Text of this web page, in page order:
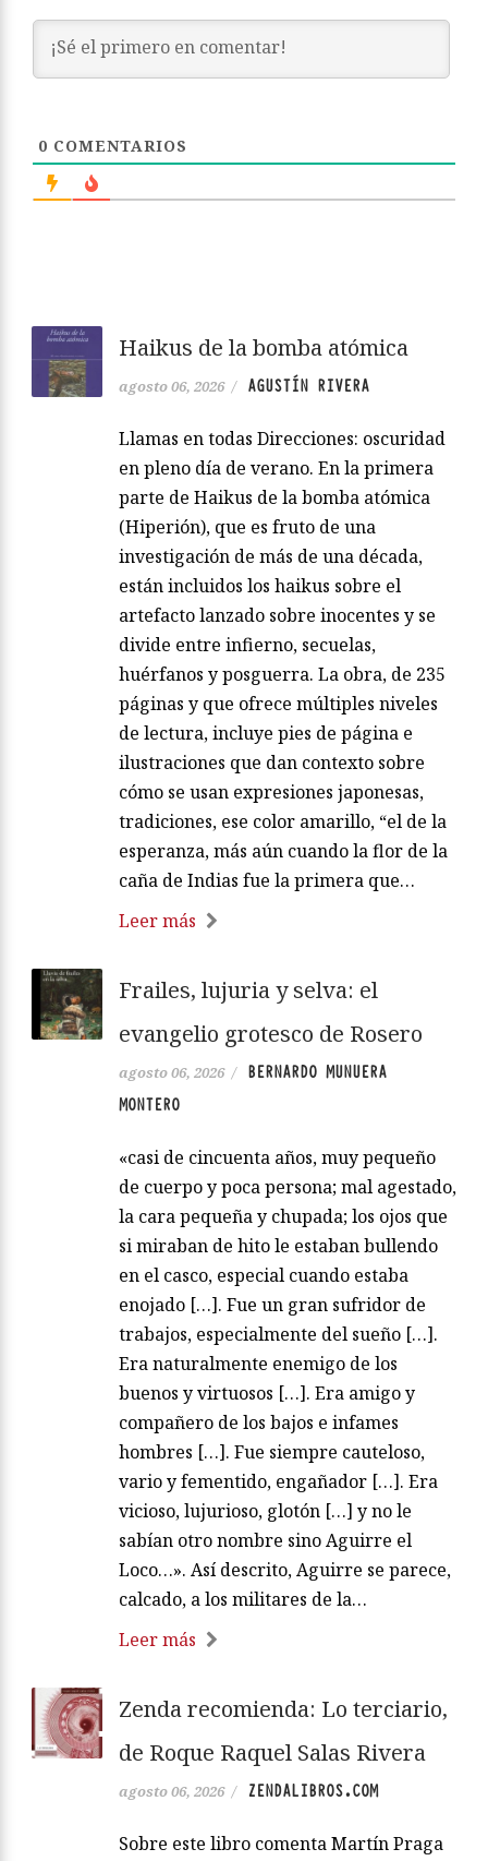
0 COMENTARIOS
Haikus de la bomba atómica
agosto 06, 2026 / AGUSTÍN RIVERA
Llamas en todas Direcciones: oscuridad
en pleno día de verano. En la primera
parte de Haikus de la bomba atómica
(Hiperión), que es fruto de una
investigación de más de una década,
están incluidos los haikus sobre el
artefacto lanzado sobre inocentes y se
divide entre infierno, secuelas,
huérfanos y posguerra. La obra, de 235
páginas y que ofrece múltiples niveles
de lectura, incluye pies de página e
ilustraciones que dan contexto sobre
cómo se usan expresiones japonesas,
tradiciones, ese color amarillo, “el de la
esperanza, más aún cuando la flor de la
caña de Indias fue la primera que…
Leer más
Frailes, lujuria y selva: el
evangelio grotesco de Rosero
agosto 06, 2026 /
BERNARDO MUNUERA
MONTERO
«casi de cincuenta años, muy pequeño
de cuerpo y poca persona; mal agestado,
la cara pequeña y chupada; los ojos que
si miraban de hito le estaban bullendo
en el casco, especial cuando estaba
enojado […]. Fue un gran sufridor de
trabajos, especialmente del sueño […].
Era naturalmente enemigo de los
buenos y virtuosos […]. Era amigo y
compañero de los bajos e infames
hombres […]. Fue siempre cauteloso,
vario y fementido, engañador […]. Era
vicioso, lujurioso, glotón […] y no le
sabían otro nombre sino Aguirre el
Loco…». Así descrito, Aguirre se parece,
calcado, a los militares de la…
Leer más
Zenda recomienda: Lo terciario,
de Roque Raquel Salas Rivera
agosto 06, 2026 / ZENDALIBROS.COM
Sobre este libro comenta Martín Praga